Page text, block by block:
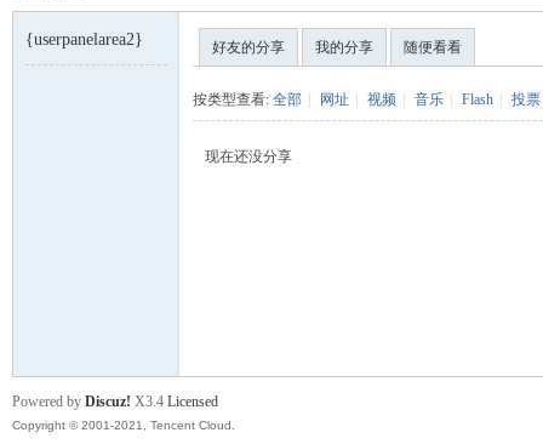
{userpanelarea2} 好友的分享 我的分享 随便看看
按类型查看: 全部 网址 视频 音乐 Flash 投票
现在还没分享
Powered by Discuz! X3.4 Licensed
Copyright © 2001-2021, Tencent Cloud.